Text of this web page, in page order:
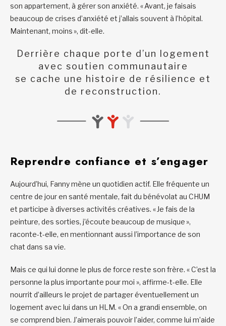
son appartement, à gérer son anxiété. « Avant, je faisais
beaucoup de crises d’anxiété et j’allais souvent à l’hôpital.
Maintenant, moins », dit-elle.
Derrière chaque porte d’un logement
avec soutien communautaire
se cache une histoire de résilience et
de reconstruction.
Reprendre confiance et s’engager
Aujourd’hui, Fanny mène un quotidien actif. Elle fréquente un
centre de jour en santé mentale, fait du bénévolat au CHUM
et participe à diverses activités créatives. « Je fais de la
peinture, des sorties, j’écoute beaucoup de musique »,
raconte-t-elle, en mentionnant aussi l’importance de son
chat dans sa vie.
Mais ce qui lui donne le plus de force reste son frère. « C’est la
personne la plus importante pour moi », affirme-t-elle. Elle
nourrit d’ailleurs le projet de partager éventuellement un
logement avec lui dans un HLM. « On a grandi ensemble, on
se comprend bien. J’aimerais pouvoir l’aider, comme lui m’aide